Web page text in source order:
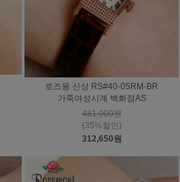
로즈몽 신상 RS#40-05RM-BR
가죽여성시계 백화점AS
481,000원
(35%할인)
312,650원